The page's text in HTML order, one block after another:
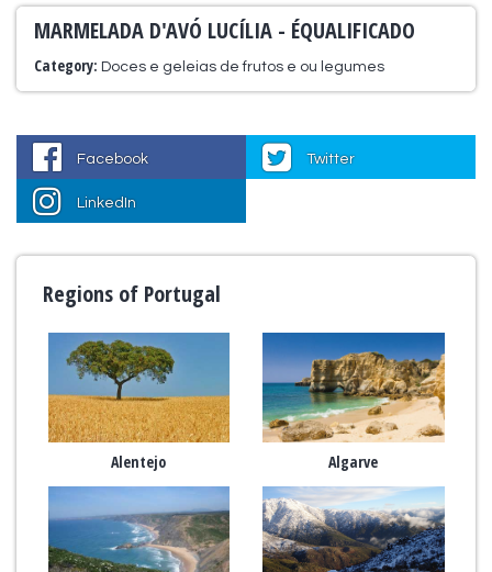
MARMELADA D'AVÓ LUCÍLIA - ÉQUALIFICADO
Category: Doces e geleias de frutos e ou legumes
Facebook Twitter
LinkedIn
Regions of Portugal
Alentejo Algarve